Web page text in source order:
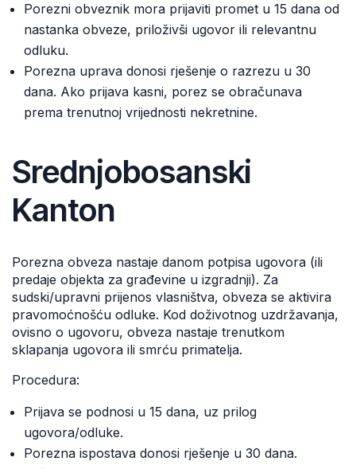
Porezni obveznik mora prijaviti promet u 15 dana od
nastanka obveze, priloživši ugovor ili relevantnu
odluku.
Porezna uprava donosi rješenje o razrezu u 30
dana. Ako prijava kasni, porez se obračunava
prema trenutnoj vrijednosti nekretnine.
Srednjobosanski
Kanton
Porezna obveza nastaje danom potpisa ugovora (ili
predaje objekta za građevine u izgradnji). Za
sudski/upravni prijenos vlasništva, obveza se aktivira
pravomoćnošću odluke. Kod doživotnog uzdržavanja,
ovisno o ugovoru, obveza nastaje trenutkom
sklapanja ugovora ili smrću primatelja.
Procedura:
Prijava se podnosi u 15 dana, uz prilog
ugovora/odluke.
Porezna ispostava donosi rješenje u 30 dana.